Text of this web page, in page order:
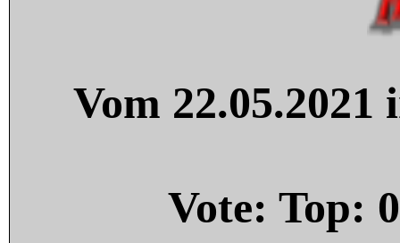
Vom
Vote: Top: 0